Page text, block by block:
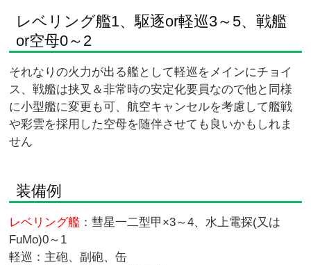
レベリング艦1、駆逐or軽巡3～5、戦艦
or空母0～2
それなりの火力が出る艦として軽巡をメインにチョイ
ス、戦艦は挟叉＆非常時の安定化要員なので他と同様
に小型艦に変更も可、航空キャンセルを考慮して艦戦
や彩雲を採用した空母を随伴させても良いかもしれま
せん
装備例
レベリング艦 ：彗星一二型甲×3～4、水上電探(又は
FuMo)0～1
軽巡：主砲、副砲、缶